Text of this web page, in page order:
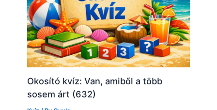
Okosító kvíz: Van, amiből a több
sosem árt (632)